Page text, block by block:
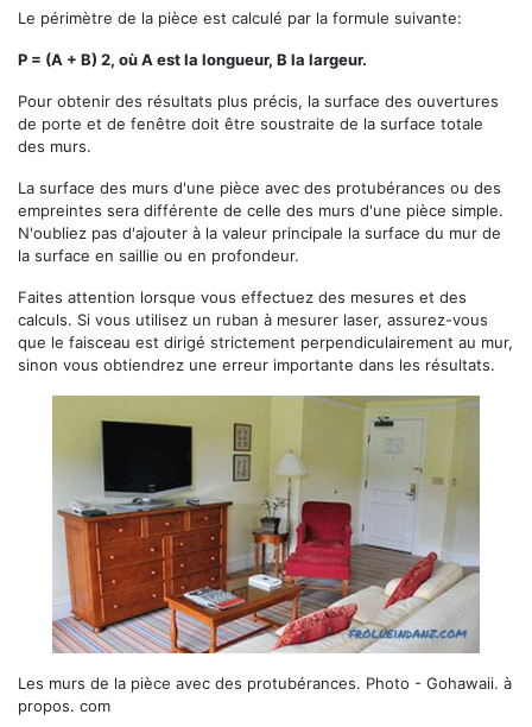
Le périmètre de la pièce est calculé par la formule suivante:
Р = (А + В) 2, où A est la longueur, B la largeur.
Pour obtenir des résultats plus précis, la surface des ouvertures
de porte et de fenêtre doit être soustraite de la surface totale
des murs.
La surface des murs d'une pièce avec des protubérances ou des
empreintes sera différente de celle des murs d'une pièce simple.
N'oubliez pas d'ajouter à la valeur principale la surface du mur de
la surface en saillie ou en profondeur.
Faites attention lorsque vous effectuez des mesures et des
calculs. Si vous utilisez un ruban à mesurer laser, assurez-vous
que le faisceau est dirigé strictement perpendiculairement au mur,
sinon vous obtiendrez une erreur importante dans les résultats.
Les murs de la pièce avec des protubérances. Photo - Gohawaii. à
propos. com